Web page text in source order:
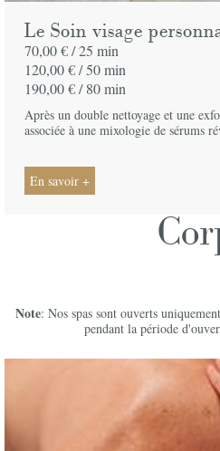
Le Soin visage
70,00 € /25 min
120,00 € /50 min
190,00 € /80 min
Après un double nettoyage et une
associée à une mixologie de sérums
En savoir +
Note: Nos spas sont ouverts
pendant la période